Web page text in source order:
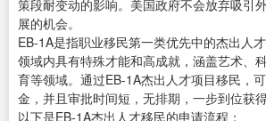
策段耐变动的影响。美国政府不会放弃吸引
展的机会。
EB-1A是指职业移民第一类优先中的杰出人
领域内具有特殊才能和高成就，涵盖艺术、
育等领域。通过EB-1A杰出人才项目移民，
金，并且审批时间短，无排期，一步到位获得
以下是EB-1A杰出人才移民的申请流程：